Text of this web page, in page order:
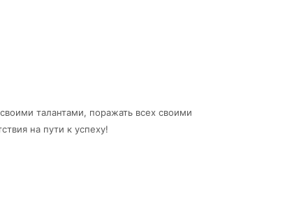
талантами, поражать всех своими
на пути к успеху!